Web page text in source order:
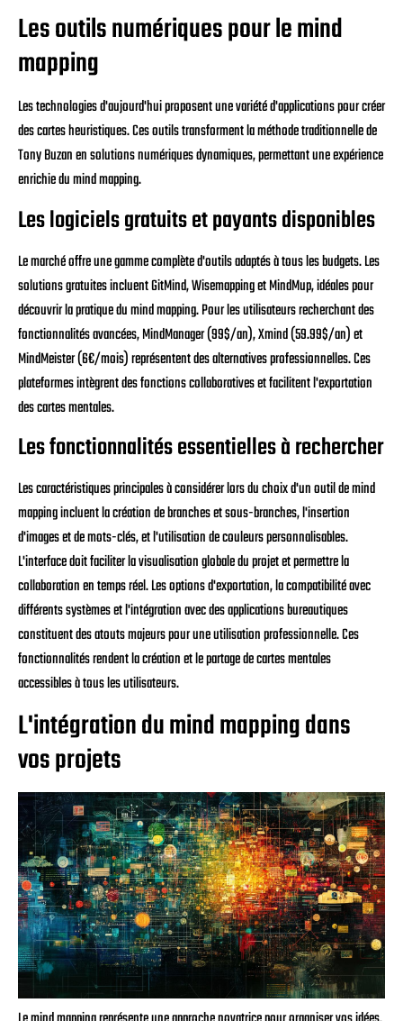
Les outils numériques pour le mind
mapping
Les technologies d'aujourd'hui proposent une variété d'applications pour créer
des cartes heuristiques. Ces outils transforment la méthode traditionnelle de
Tony Buzan en solutions numériques dynamiques, permettant une expérience
enrichie du mind mapping.
Les logiciels gratuits et payants disponibles
Le marché offre une gamme complète d'outils adaptés à tous les budgets. Les
solutions gratuites incluent GitMind, Wisemapping et MindMup, idéales pour
découvrir la pratique du mind mapping. Pour les utilisateurs recherchant des
fonctionnalités avancées, MindManager (99$/an), Xmind (59.99$/an) et
MindMeister (6€/mois) représentent des alternatives professionnelles. Ces
plateformes intègrent des fonctions collaboratives et facilitent l'exportation
des cartes mentales.
Les fonctionnalités essentielles à rechercher
Les caractéristiques principales à considérer lors du choix d'un outil de mind
mapping incluent la création de branches et sous-branches, l'insertion
d'images et de mots-clés, et l'utilisation de couleurs personnalisables.
L'interface doit faciliter la visualisation globale du projet et permettre la
collaboration en temps réel. Les options d'exportation, la compatibilité avec
différents systèmes et l'intégration avec des applications bureautiques
constituent des atouts majeurs pour une utilisation professionnelle. Ces
fonctionnalités rendent la création et le partage de cartes mentales
accessibles à tous les utilisateurs.
L'intégration du mind mapping dans
vos projets